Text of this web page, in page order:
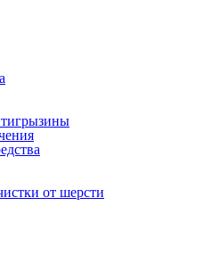
от шерсти